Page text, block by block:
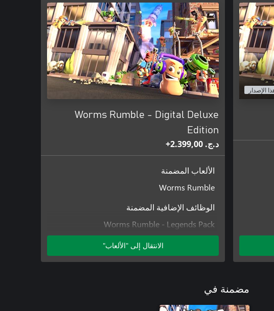
الإصدار
Worms Rumble - Digital Deluxe
Edition
د.ج.‏ 2.399,00+
الألعاب المضمنة
Worms Rumble
الوظائف الإضافية المضمنة
Worms Rumble - Legends Pack
الانتقال إلى "الألعاب"
مضمنة في